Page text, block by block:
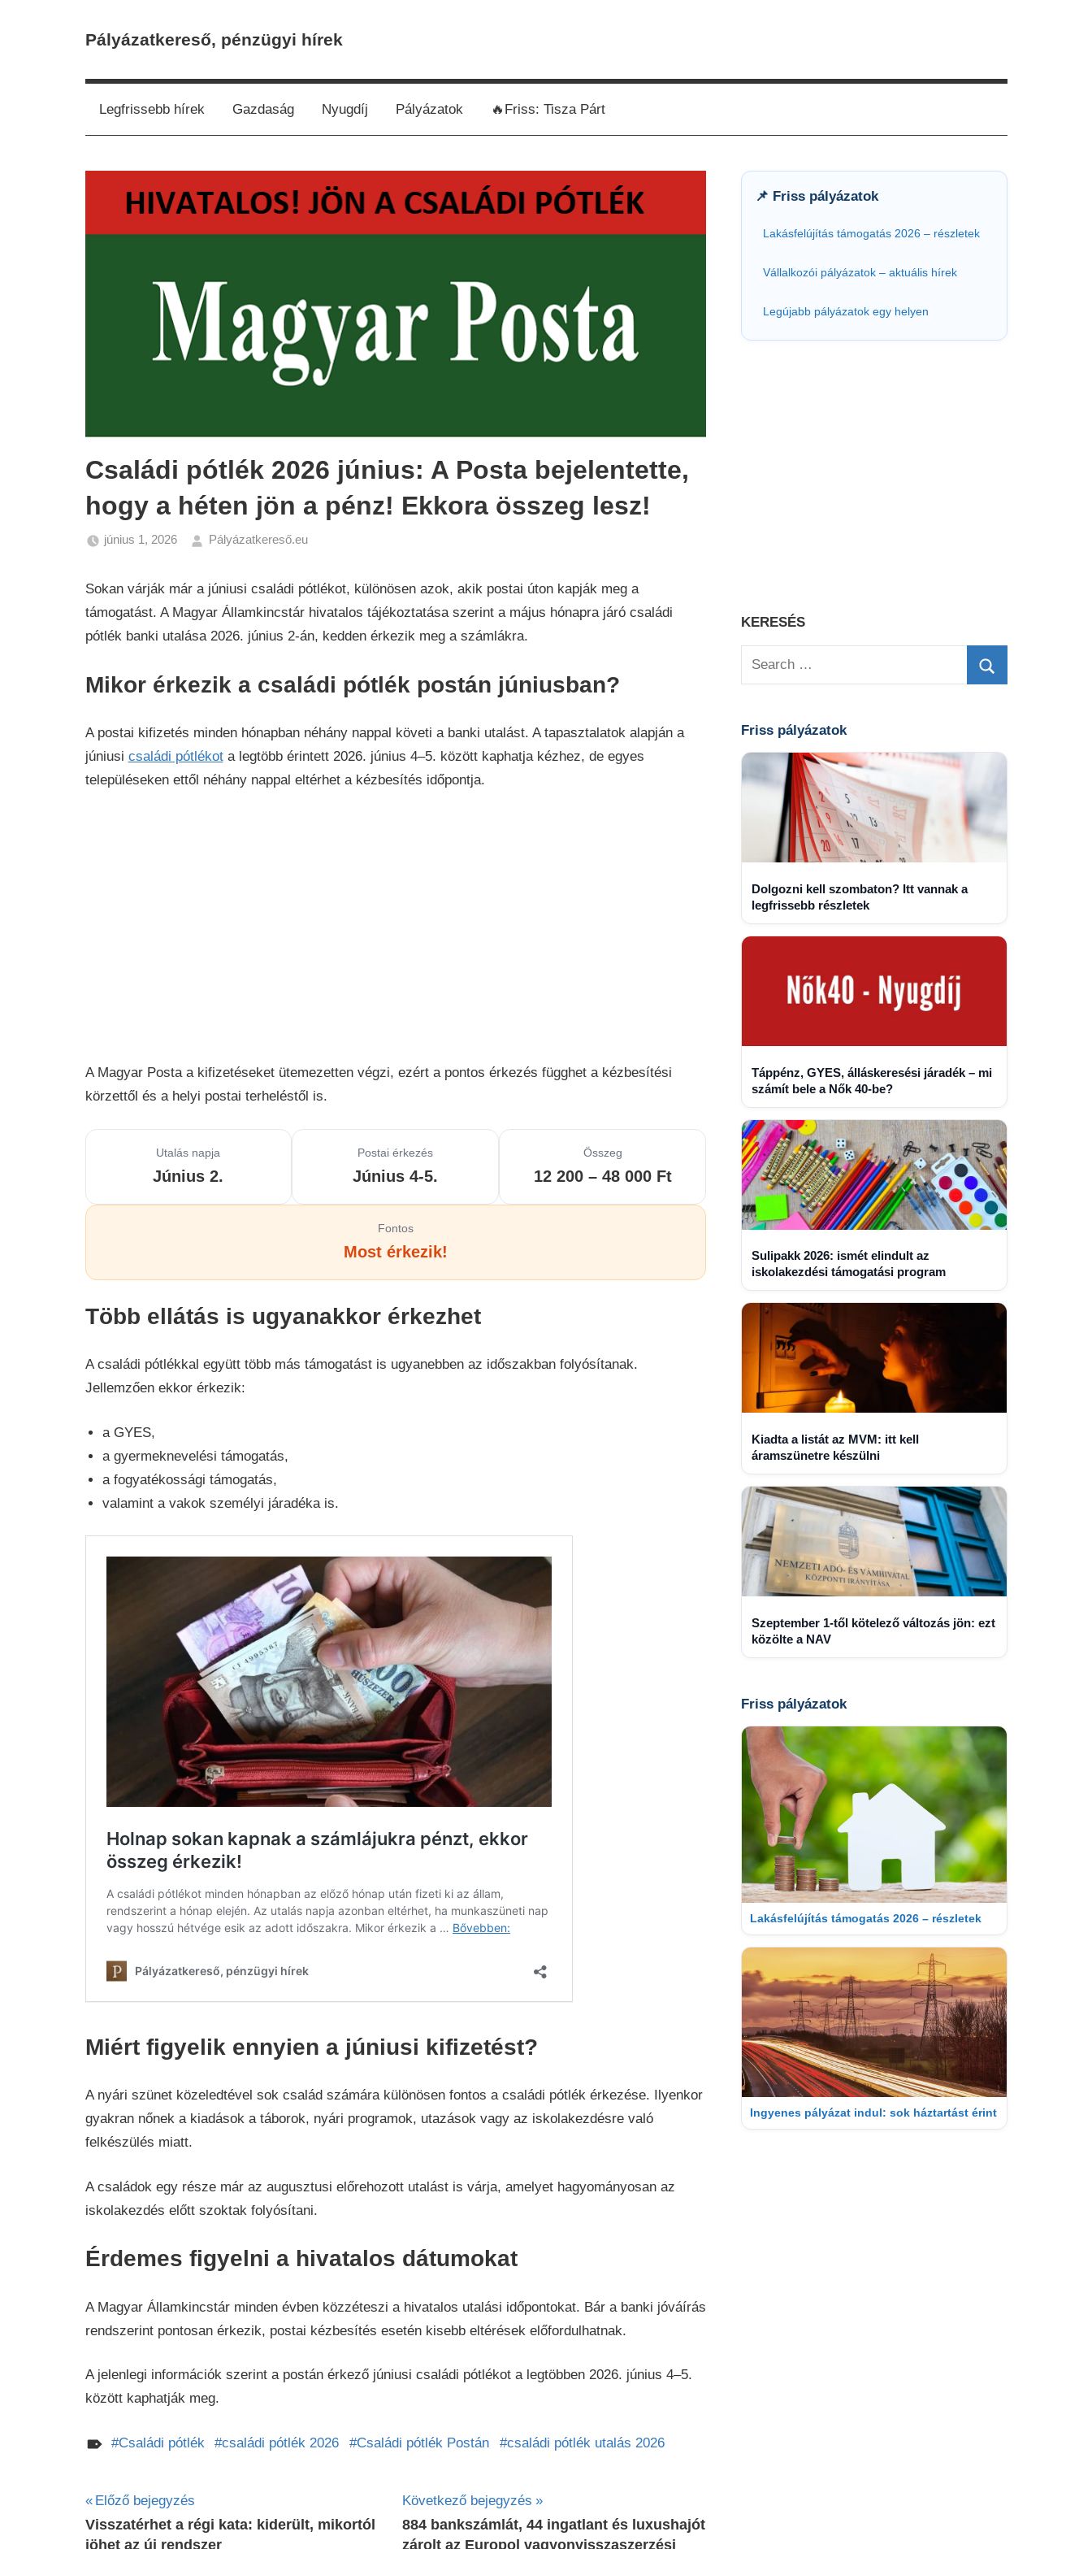
Pályázatkereső, pénzügyi hírek
Legfrissebb hírek Gazdaság Nyugdíj Pályázatok 🔥Friss: Tisza Párt
Családi pótlék 2026 június: A Posta bejelentette,
hogy a héten jön a pénz! Ekkora összeg lesz!
június 1, 2026
Pályázatkereső.eu
Sokan várják már a júniusi családi pótlékot, különösen azok, akik postai úton kapják meg a
támogatást. A Magyar Államkincstár hivatalos tájékoztatása szerint a május hónapra járó családi
pótlék banki utalása 2026. június 2-án, kedden érkezik meg a számlákra.
Mikor érkezik a családi pótlék postán júniusban?
A postai kifizetés minden hónapban néhány nappal követi a banki utalást. A tapasztalatok alapján a
júniusi családi pótlékota legtöbb érintett 2026. június 4–5. között kaphatja kézhez, de egyes
településeken ettől néhány nappal eltérhet a kézbesítés időpontja.
A Magyar Posta a kifizetéseket ütemezetten végzi, ezért a pontos érkezés függhet a kézbesítési
körzettől és a helyi postai terheléstől is.
Utalás napja
Június 2.
Postai érkezés
Június 4-5.
Összeg
12 200 – 48 000 Ft
Fontos
Most érkezik!
Több ellátás is ugyanakkor érkezhet
A családi pótlékkal együtt több más támogatást is ugyanebben az időszakban folyósítanak.
Jellemzően ekkor érkezik:
a GYES,
a gyermeknevelési támogatás,
a fogyatékossági támogatás,
valamint a vakok személyi járadéka is.
Miért figyelik ennyien a júniusi kifizetést?
A nyári szünet közeledtével sok család számára különösen fontos a családi pótlék érkezése. Ilyenkor
gyakran nőnek a kiadások a táborok, nyári programok, utazások vagy az iskolakezdésre való
felkészülés miatt.
A családok egy része már az augusztusi előrehozott utalást is várja, amelyet hagyományosan az
iskolakezdés előtt szoktak folyósítani.
Érdemes figyelni a hivatalos dátumokat
A Magyar Államkincstár minden évben közzéteszi a hivatalos utalási időpontokat. Bár a banki jóváírás
rendszerint pontosan érkezik, postai kézbesítés esetén kisebb eltérések előfordulhatnak.
A jelenlegi információk szerint a postán érkező júniusi családi pótlékot a legtöbben 2026. június 4–5.
között kaphatják meg.
Családi pótlék családi pótlék 2026 Családi pótlék Postán családi pótlék utalás 2026
Bejegyzés
navigáció
Előző bejegyzés
Visszatérhet a régi kata: kiderült, mikortól
jöhet az új rendszer
Következő bejegyzés
884 bankszámlát, 44 ingatlant és luxushajót
zárolt az Europol vagyonvisszaszerzési
📌 Friss pályázatok
Lakásfelújítás támogatás 2026 – részletek
Vállalkozói pályázatok – aktuális hírek
Legújabb pályázatok egy helyen
KERESÉS
Search
Friss pályázatok
Dolgozni kell szombaton? Itt vannak a
legfrissebb részletek
Táppénz, GYES, álláskeresési járadék – mi
számít bele a Nők 40-be?
Sulipakk 2026: ismét elindult az
iskolakezdési támogatási program
Kiadta a listát az MVM: itt kell
áramszünetre készülni
Szeptember 1-től kötelező változás jön: ezt
közölte a NAV
Friss pályázatok
Lakásfelújítás támogatás 2026 – részletek
Ingyenes pályázat indul: sok háztartást érint